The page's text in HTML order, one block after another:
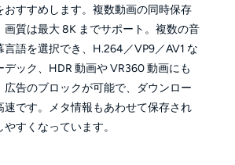
おすすめします。複数動画の同時保存
画質は最大 8K までサポート。複数の音
語を選択でき、H.264／VP9／AV1 な
デック、HDR 動画や VR360 動画にも
広告のブロックが可能で、ダウンロー
速です。メタ情報もあわせて保存され
すくなっています。